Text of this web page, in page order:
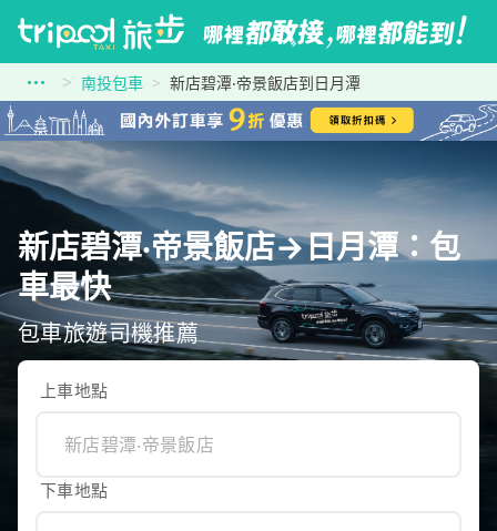
南投包車 新店碧潭‧帝景飯店到日月潭
新店碧潭‧帝景飯店→日月潭：包
車最快
包車旅遊司機推薦
上車地點
下車地點